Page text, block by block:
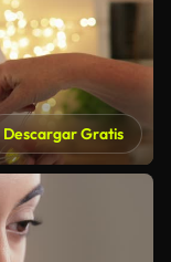
Descargar Gratis